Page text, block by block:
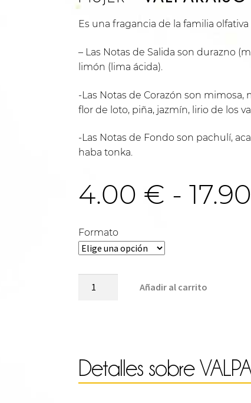
Es una fragancia de la familia
– Las Notas de Salida son durazno
limón (lima ácida).
-Las Notas de Corazón son mimosa,
flor de loto, piña, jazmín, lirio de los
-Las Notas de Fondo son pachulí,
haba tonka.
4.00 € - 17.90
Formato
Añadir al carrito
Detalles sobre